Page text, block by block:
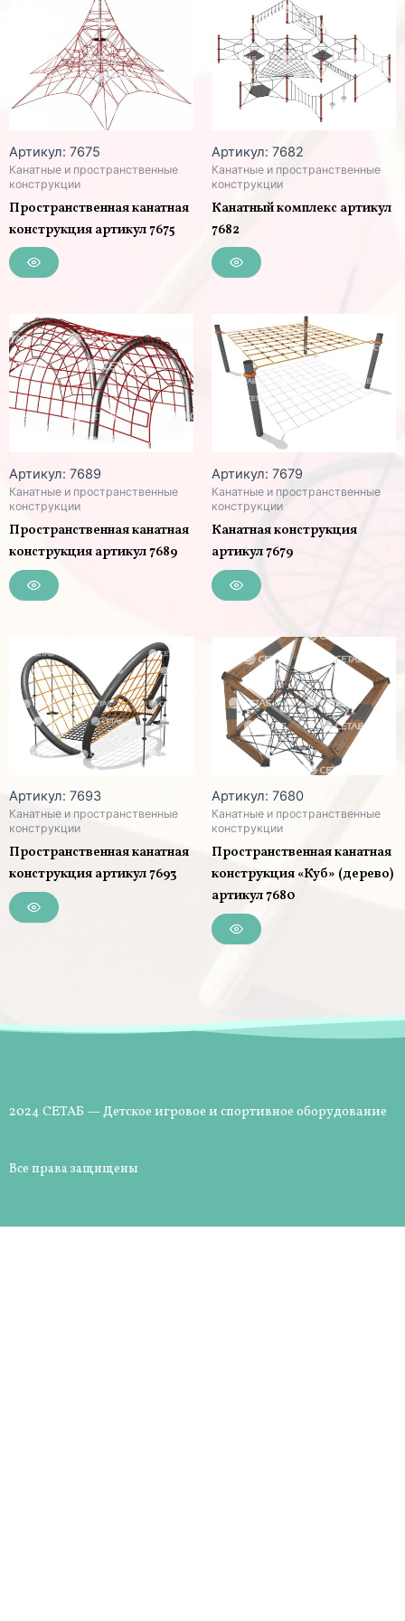
Артикул: 7675
Канатные и пространственные
конструкции
Пространственная канатная
конструкция артикул 7675
Артикул: 7682
Канатные и пространственные
конструкции
Канатный комплекс артикул
7682
Артикул: 7689
Канатные и пространственные
конструкции
Пространственная канатная
конструкция артикул 7689
Артикул: 7679
Канатные и пространственные
конструкции
Канатная конструкция
артикул 7679
Артикул: 7693
Канатные и пространственные
конструкции
Пространственная канатная
конструкция артикул 7693
Артикул: 7680
Канатные и пространственные
конструкции
Пространственная канатная
конструкция «Куб» (дерево)
артикул 7680
2024 СЕТАБ — Детское игровое и спортивное оборудование
Все права защищены